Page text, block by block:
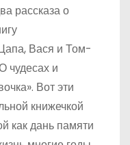
рассказа о
Вася и Том-
чудесах и
Вот эти
книжечкой
как дань памяти